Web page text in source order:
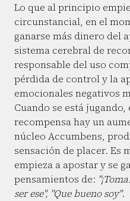
Lo que al principio
circunstancial, en el
ganarse más dinero del
sistema cerebral de
responsable del uso
pérdida de control y la
emocionales negativos
Cuando se está
recompensa hay un
núcleo Accumbens,
sensación de placer. Es
empieza a apostar y se
pensamientos de:
ser ese", "Que bueno soy".